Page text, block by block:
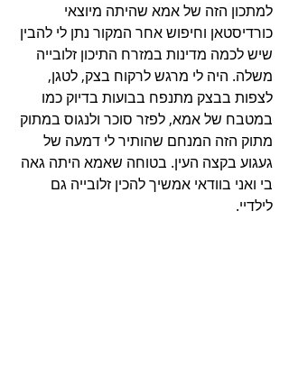
למתכון הזה של אמא שהיתה מיוצאי
כורדיסטאן וחיפוש אחר המקור נתן לי להבין
שיש לכמה מדינות במזרח התיכון זלובייה
משלה. היה לי מרגש לרקוח בצק, לטגן,
לצפות בבצק מתנפח בבועות בדיוק כמו
במטבח של אמא, לפזר סוכר ולנגוס במתוק
מתוק הזה המנחם שהותיר לי דמעה של
געגוע בקצה העין. בטוחה שאמא היתה גאה
בי ואני בוודאי אמשיך להכין זלובייה גם
לילדיי.